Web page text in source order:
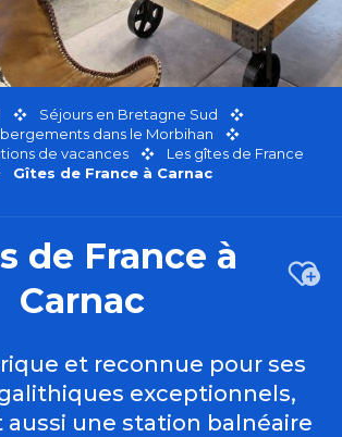
Séjours en Bretagne Sud
dans le Morbihan
de vacances
Les gîtes de France
Gîtes de France à Carnac
de France à
Carnac
et reconnue pour ses
exceptionnels,
aussi une station balnéaire